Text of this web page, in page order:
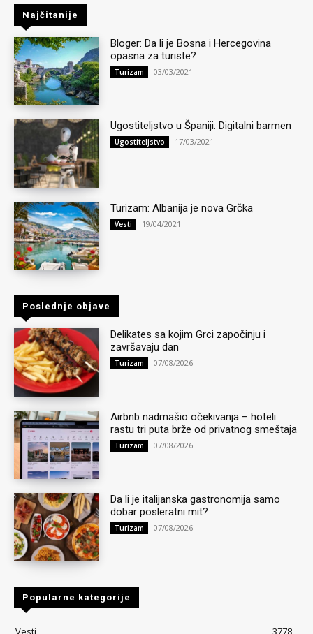
Najčitanije
Bloger: Da li je Bosna i Hercegovina
opasna za turiste?
Turizam 03/03/2021
Ugostiteljstvo u Španiji: Digitalni barmen
Ugostiteljstvo 17/03/2021
Turizam: Albanija je nova Grčka
Vesti 19/04/2021
Poslednje objave
Delikates sa kojim Grci započinju i
završavaju dan
Turizam 07/08/2026
Airbnb nadmašio očekivanja – hoteli
rastu tri puta brže od privatnog smeštaja
Turizam 07/08/2026
Da li je italijanska gastronomija samo
dobar posleratni mit?
Turizam 07/08/2026
Popularne kategorije
Vesti 3778